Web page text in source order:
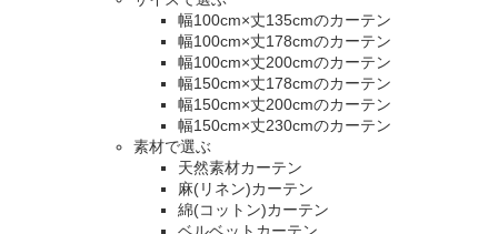
幅100cm×丈135cmのカーテン
幅100cm×丈178cmのカーテン
幅100cm×丈200cmのカーテン
幅150cm×丈178cmのカーテン
幅150cm×丈200cmのカーテン
幅150cm×丈230cmのカーテン
素材で選ぶ
天然素材カーテン
麻(リネン)カーテン
綿(コットン)カーテン